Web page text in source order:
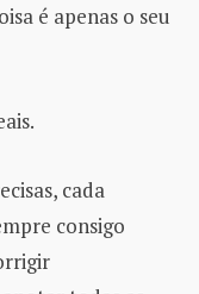
é apenas o seu
cada
consigo